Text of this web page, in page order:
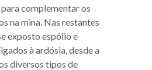
complementar os
na mina. Nas restantes
exposto espólio e
à ardósia, desde a
diversos tipos de